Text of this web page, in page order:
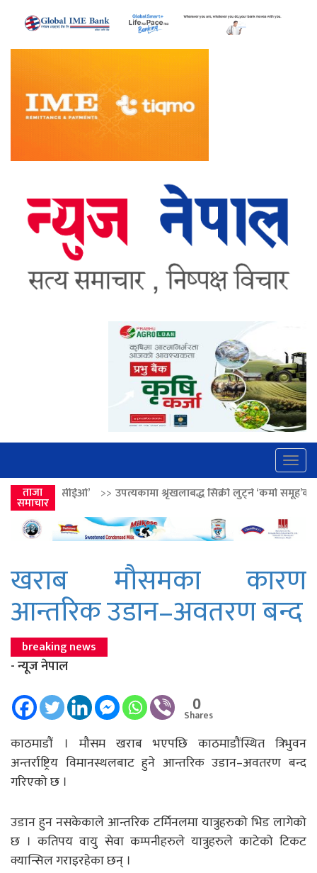
ताजा
समाचार
उपत्यकामा श्रृंखलाबद्ध सिक्री लुट्ने ‘कर्मा समूह’का नाइकेसहित पाँच
खराब मौसमका कारण
आन्तरिक उडान–अवतरण बन्द
breaking news
- न्यूज नेपाल
0
Shares
काठमाडौं । मौसम खराब भएपछि काठमाडौंस्थित त्रिभुवन
अन्तर्राष्ट्रिय विमानस्थलबाट हुने आन्तरिक उडान–अवतरण बन्द
गरिएको छ ।
उडान हुन नसकेकाले आन्तरिक टर्मिनलमा यात्रुहरुको भिड लागेको
छ । कतिपय वायु सेवा कम्पनीहरुले यात्रुहरुले काटेको टिकट
क्यान्सिल गराइरहेका छन् ।